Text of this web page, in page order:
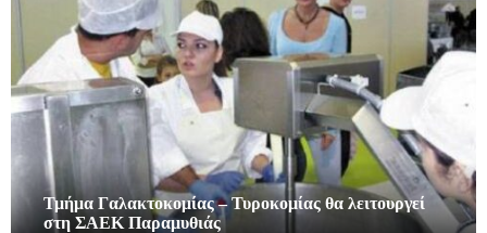
Τμήμα Γαλακτοκομίας – Τυροκομίας θα λειτουργεί
στη ΣΑΕΚ Παραμυθιάς